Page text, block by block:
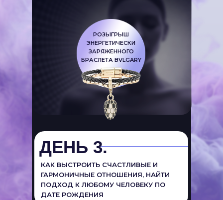
КАК ВЫСТРОИТЬ СЧАСТЛИВЫЕ И
ГАРМОНИЧНЫЕ ОТНОШЕНИЯ, НАЙТИ
ПОДХОД К ЛЮБОМУ ЧЕЛОВЕКУ ПО
ДАТЕ РОЖДЕНИЯ
ДЕНЬ 3.
РОЗЫГРЫШ
ЭНЕРГЕТИЧЕСКИ
ЗАРЯЖЕННОГО
БРАСЛЕТА BVLGARY